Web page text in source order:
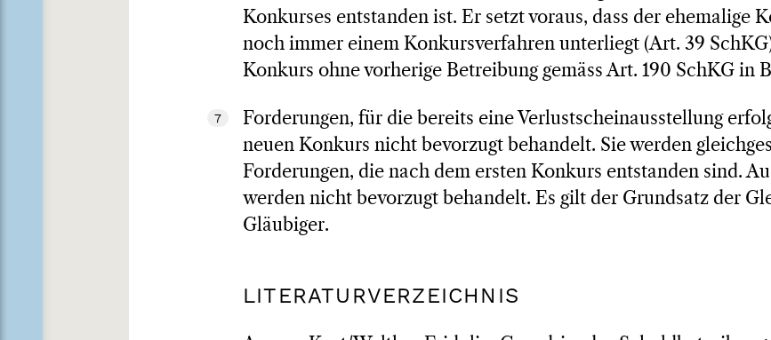
Konkurses entstanden ist. Er setzt voraus, dass der ehemalige
noch immer einem Konkursverfahren unterliegt (Art. 39
Konkurs ohne vorherige Betreibung gemäss Art. 190 SchKG in
7
Forderungen, für die bereits eine Verlustscheinausstellung
neuen Konkurs nicht bevorzugt behandelt. Sie werden
Forderungen, die nach dem ersten Konkurs entstanden sind.
werden nicht bevorzugt behandelt. Es gilt der Grundsatz der
Gläubiger.
LITERATURVERZEICHNIS